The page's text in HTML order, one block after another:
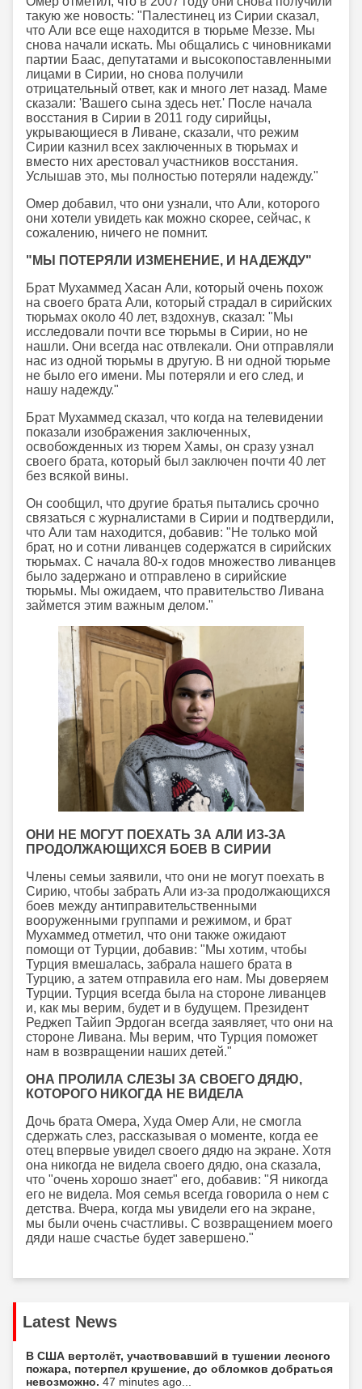
такую же новость: "Палестинец из Сирии сказал,
что Али все еще находится в тюрьме Меззе. Мы
снова начали искать. Мы общались с чиновниками
партии Баас, депутатами и высокопоставленными
лицами в Сирии, но снова получили
отрицательный ответ, как и много лет назад. Маме
сказали: 'Вашего сына здесь нет.' После начала
восстания в Сирии в 2011 году сирийцы,
укрывающиеся в Ливане, сказали, что режим
Сирии казнил всех заключенных в тюрьмах и
вместо них арестовал участников восстания.
Услышав это, мы полностью потеряли надежду."
Омер добавил, что они узнали, что Али, которого
они хотели увидеть как можно скорее, сейчас, к
сожалению, ничего не помнит.
"МЫ ПОТЕРЯЛИ ИЗМЕНЕНИЕ, И НАДЕЖДУ"
Брат Мухаммед Хасан Али, который очень похож
на своего брата Али, который страдал в сирийских
тюрьмах около 40 лет, вздохнув, сказал: "Мы
исследовали почти все тюрьмы в Сирии, но не
нашли. Они всегда нас отвлекали. Они отправляли
нас из одной тюрьмы в другую. В ни одной тюрьме
не было его имени. Мы потеряли и его след, и
нашу надежду."
Брат Мухаммед сказал, что когда на телевидении
показали изображения заключенных,
освобожденных из тюрем Хамы, он сразу узнал
своего брата, который был заключен почти 40 лет
без всякой вины.
Он сообщил, что другие братья пытались срочно
связаться с журналистами в Сирии и подтвердили,
что Али там находится, добавив: "Не только мой
брат, но и сотни ливанцев содержатся в сирийских
тюрьмах. С начала 80-х годов множество ливанцев
было задержано и отправлено в сирийские
тюрьмы. Мы ожидаем, что правительство Ливана
займется этим важным делом."
ОНИ НЕ МОГУТ ПОЕХАТЬ ЗА АЛИ ИЗ-ЗА
ПРОДОЛЖАЮЩИХСЯ БОЕВ В СИРИИ
Члены семьи заявили, что они не могут поехать в
Сирию, чтобы забрать Али из-за продолжающихся
боев между антиправительственными
вооруженными группами и режимом, и брат
Мухаммед отметил, что они также ожидают
помощи от Турции, добавив: "Мы хотим, чтобы
Турция вмешалась, забрала нашего брата в
Турцию, а затем отправила его нам. Мы доверяем
Турции. Турция всегда была на стороне ливанцев
и, как мы верим, будет и в будущем. Президент
Реджеп Тайип Эрдоган всегда заявляет, что они на
стороне Ливана. Мы верим, что Турция поможет
нам в возвращении наших детей."
ОНА ПРОЛИЛА СЛЕЗЫ ЗА СВОЕГО ДЯДЮ,
КОТОРОГО НИКОГДА НЕ ВИДЕЛА
Дочь брата Омера, Худа Омер Али, не смогла
сдержать слез, рассказывая о моменте, когда ее
отец впервые увидел своего дядю на экране. Хотя
она никогда не видела своего дядю, она сказала,
что "очень хорошо знает" его, добавив: "Я никогда
его не видела. Моя семья всегда говорила о нем с
детства. Вчера, когда мы увидели его на экране,
мы были очень счастливы. С возвращением моего
дяди наше счастье будет завершено."
Latest News
В США вертолёт, участвовавший в тушении лесного
пожара, потерпел крушение, до обломков добраться
невозможно. 47 minutes ago...